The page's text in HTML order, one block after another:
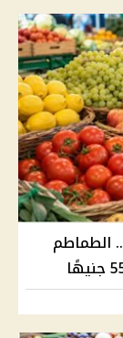
الطماطم